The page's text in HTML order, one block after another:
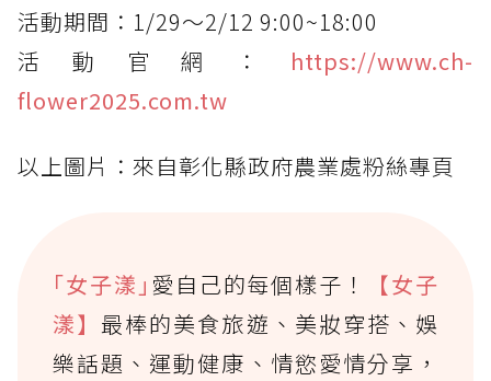
活動期間：1/29～2/12 9:00~18:00
活動官網： https://www.ch-
flower2025.com.tw
以上圖片：來自彰化縣政府農業處粉絲專頁
｢女子漾｣ 愛自己的每個樣子！
【女子
漾】最棒的美食旅遊、美妝穿搭、娛
樂話題、運動健康、情慾愛情分享，